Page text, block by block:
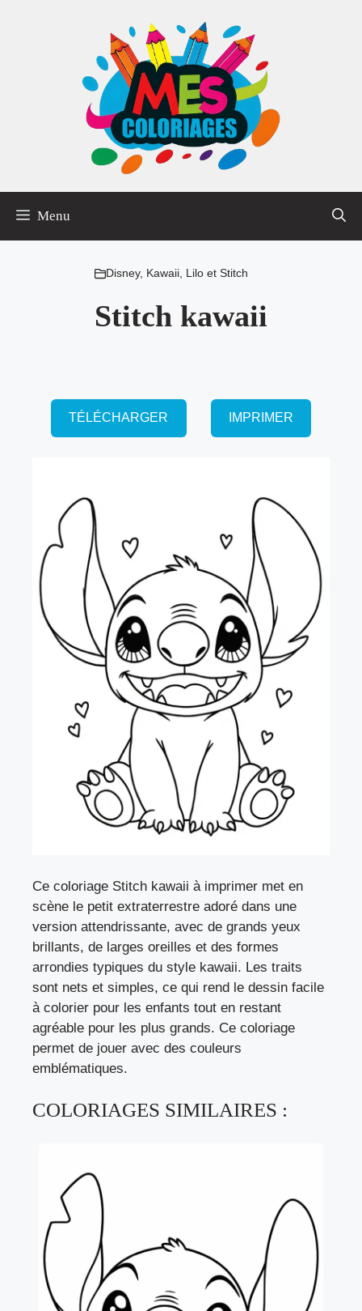
Menu
Disney, Kawaii, Lilo et Stitch
Stitch kawaii
TÉLÉCHARGER IMPRIMER
Ce coloriage Stitch kawaii à imprimer met en
scène le petit extraterrestre adoré dans une
version attendrissante, avec de grands yeux
brillants, de larges oreilles et des formes
arrondies typiques du style kawaii. Les traits
sont nets et simples, ce qui rend le dessin facile
à colorier pour les enfants tout en restant
agréable pour les plus grands. Ce coloriage
permet de jouer avec des couleurs
emblématiques.
COLORIAGES SIMILAIRES :